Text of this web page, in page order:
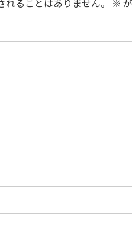
ることはありません。 ※